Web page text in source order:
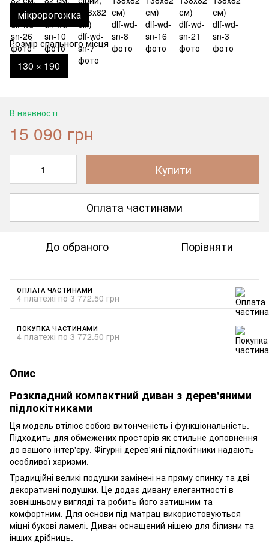
мікророгожка
Розмір спального місця
130 × 190
В наявності
15 090 грн
Купити
Оплата частинами
До обраного Порівняти
ОПЛАТА ЧАСТИНАМИ
4 платежі по 3 772.50 грн
ПОКУПКА ЧАСТИНАМИ
4 платежі по 3 772.50 грн
Опис
Розкладний компактний диван з дерев'яними
підлокітниками
Ця модель втілює собою витонченість і функціональність.
Підходить для обмежених просторів як стильне доповнення
до вашого інтер'єру. Фігурні дерев'яні підлокітники надають
особливої харизми.
Традиційні великі подушки замінені на пряму спинку та дві
декоративні подушки. Це додає дивану елегантності в
зовнішньому вигляді та робить його затишним та
комфортним. Для основи під матрац використовуються
міцні букові ламелі. Диван оснащений нішею для білизни та
інших дрібниць.